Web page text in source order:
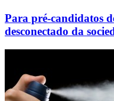
Para pré-candidatos
desconectado da